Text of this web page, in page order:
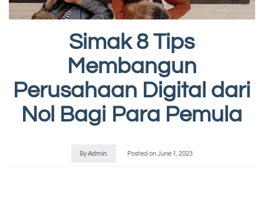
Simak 8 Tips
Membangun
Perusahaan Digital dari
Nol Bagi Para Pemula
ByAdmin Posted onJune 1, 2023